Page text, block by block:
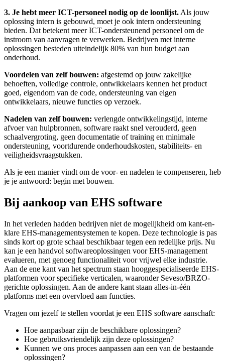
3. Je hebt meer ICT-personeel nodig op de loonlijst. Als jouw
oplossing intern is gebouwd, moet je ook intern ondersteuning
bieden. Dat betekent meer ICT-ondersteunend personeel om de
instroom van aanvragen te verwerken. Bedrijven met interne
oplossingen besteden uiteindelijk 80% van hun budget aan
onderhoud.
Voordelen van zelf bouwen: afgestemd op jouw zakelijke
behoeften, volledige controle, ontwikkelaars kennen het product
goed, eigendom van de code, ondersteuning van eigen
ontwikkelaars, nieuwe functies op verzoek.
Nadelen van zelf bouwen: verlengde ontwikkelingstijd, interne
afvoer van hulpbronnen, software raakt snel verouderd, geen
schaalvergroting, geen documentatie of training en minimale
ondersteuning, voortdurende onderhoudskosten, stabiliteits- en
veiligheidsvraagstukken.
Als je een manier vindt om de voor- en nadelen te compenseren, heb
je je antwoord: begin met bouwen.
Bij aankoop van EHS software
In het verleden hadden bedrijven niet de mogelijkheid om kant-en-
klare EHS-managementsystemen te kopen. Deze technologie is pas
sinds kort op grote schaal beschikbaar tegen een redelijke prijs. Nu
kan je een handvol softwareoplossingen voor EHS-management
evalueren, met genoeg functionaliteit voor vrijwel elke industrie.
Aan de ene kant van het spectrum staan hooggespecialiseerde EHS-
platformen voor specifieke verticalen, waaronder Seveso/BRZO-
gerichte oplossingen. Aan de andere kant staan alles-in-één
platforms met een overvloed aan functies.
Vragen om jezelf te stellen voordat je een EHS software aanschaft:
Hoe aanpasbaar zijn de beschikbare oplossingen?
Hoe gebruiksvriendelijk zijn deze oplossingen?
Kunnen we ons proces aanpassen aan een van de bestaande
oplossingen?